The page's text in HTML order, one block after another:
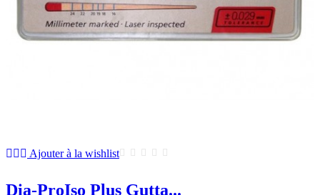
Ajouter à la wishlist
Dia-ProIso Plus Gutta...